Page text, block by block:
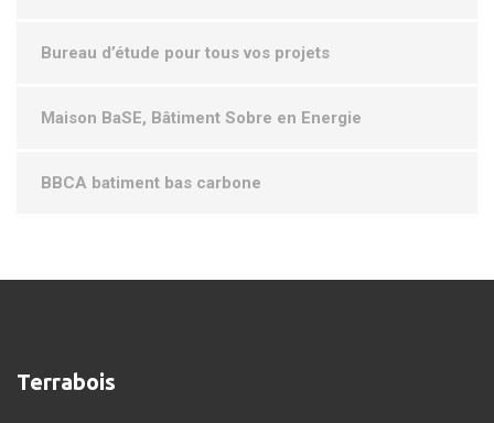
Bureau d’étude pour tous vos projets
Maison BaSE, Bâtiment Sobre en Energie
BBCA batiment bas carbone
Terrabois